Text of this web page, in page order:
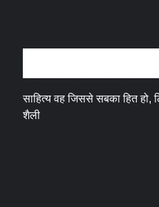
साहित्य वह जिससे सबका हित
शैली